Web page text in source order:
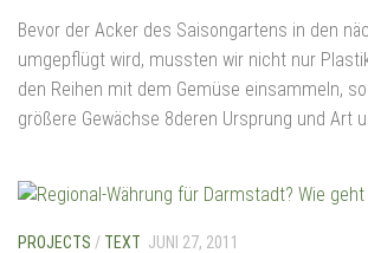
Bevor der Acker des Saisongartens in den
umgepflügt wird, mussten wir nicht nur
den Reihen mit dem Gemüse einsammeln,
größere Gewächse 8deren Ursprung und Art
PROJECTS / TEXT JUNI 27, 2011